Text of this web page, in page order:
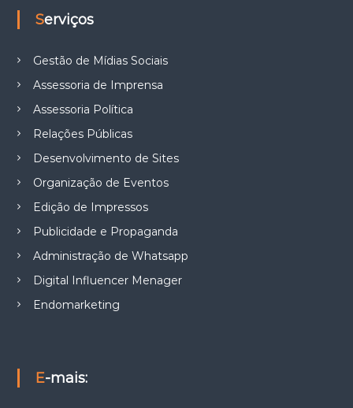
Serviços
Gestão de Mídias Sociais
Assessoria de Imprensa
Assessoria Política
Relações Públicas
Desenvolvimento de Sites
Organização de Eventos
Edição de Impressos
Publicidade e Propaganda
Administração de Whatsapp
Digital Influencer Menager
Endomarketing
E-mais: